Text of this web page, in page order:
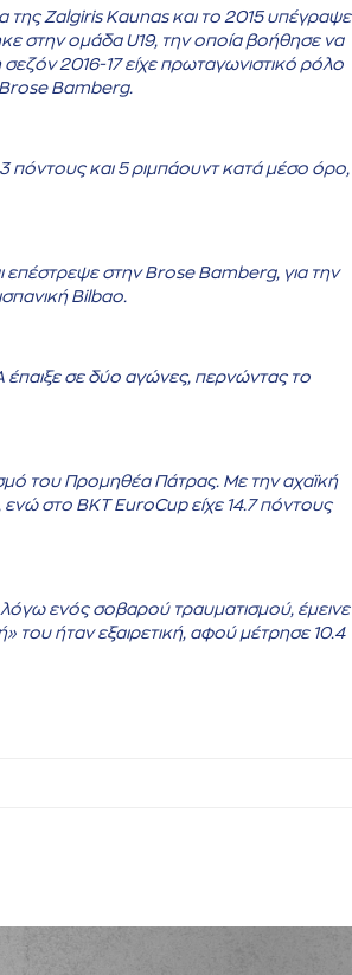
της Zalgiris Kaunas και το 2015 υπέγραψε
στην ομάδα U19, την οποία βοήθησε να
2016-17 είχε πρωταγωνιστικό ρόλο
Bamberg.
πόντους και 5 ριμπάουντ κατά μέσο όρο,
στην Brose Bamberg, για την
Bilbao.
σε δύο αγώνες, περνώντας το
του Προμηθέα Πάτρας. Με την αχαϊκή
στο BKT EuroCup είχε 14.7 πόντους
ενός σοβαρού τραυματισμού, έμεινε
του ήταν εξαιρετική, αφού μέτρησε 10.4